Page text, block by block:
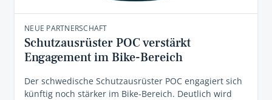
NEUE PARTNERSCHAFT
Schutzausrüster POC verstärkt
Engagement im Bike-Bereich
Der schwedische Schutzausrüster POC engagiert sich
künftig noch stärker im Bike-Bereich. Deutlich wird